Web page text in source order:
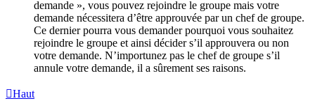
demande », vous pouvez rejoindre le groupe mais votre
demande nécessitera d’être approuvée par un chef de groupe.
Ce dernier pourra vous demander pourquoi vous souhaitez
rejoindre le groupe et ainsi décider s’il approuvera ou non
votre demande. N’importunez pas le chef de groupe s’il
annule votre demande, il a sûrement ses raisons.
Haut